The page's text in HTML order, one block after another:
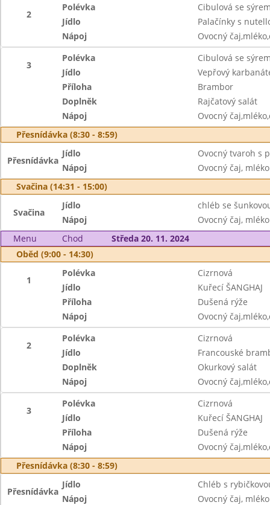
2
Polévka
Cibulová se
Jídlo
Palačínky s
Nápoj
Ovocný
3
Polévka
Cibulová se
Jídlo
Vepřový
Příloha
Brambor
Doplněk
Rajčatový salát
Nápoj
Ovocný
Přesnídávka (8:30 - 8:59)
Přesnídávka
Jídlo
Ovocný tvaroh s
Nápoj
Ovocný čaj, mléko
Svačina (14:31 - 15:00)
Svačina
Jídlo
chléb se
Nápoj
Ovocný čaj, mléko
Menu
Chod
Středa 20. 11. 2024
Oběd (9:00 - 14:30)
1
Polévka
Cizrnová
Jídlo
Kuřecí ŠANGHAJ
Příloha
Dušená rýže
Nápoj
Ovocný
2
Polévka
Cizrnová
Jídlo
Francouské
Doplněk
Okurkový salát
Nápoj
Ovocný
3
Polévka
Cizrnová
Jídlo
Kuřecí ŠANGHAJ
Příloha
Dušená rýže
Nápoj
Ovocný
Přesnídávka (8:30 - 8:59)
Přesnídávka
Jídlo
Chléb s
Nápoj
Ovocný čaj, mléko